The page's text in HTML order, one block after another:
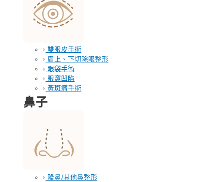
雙眼皮手術
眉上、下切除眼整形
眼袋手術
眼窩凹陷
黃斑瘤手術
鼻子
隆鼻/其他鼻整形